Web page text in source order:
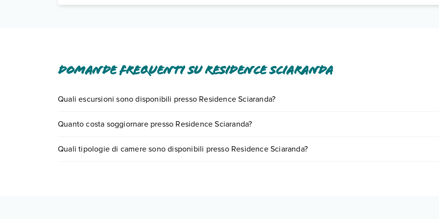
Domande frequenti su Residence Sciaranda
Quali escursioni sono disponibili presso Residence Sciaranda?
0721.17231 oprenotando un appuntamento.
Quanto costa soggiornare presso Residence Sciaranda?
quando partire.
Quali tipologie di camere sono disponibili presso Residence Sciaranda?